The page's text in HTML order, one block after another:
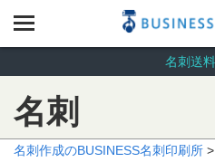
名刺送
名刺
名刺作成のBUSINESS名刺印刷所 >